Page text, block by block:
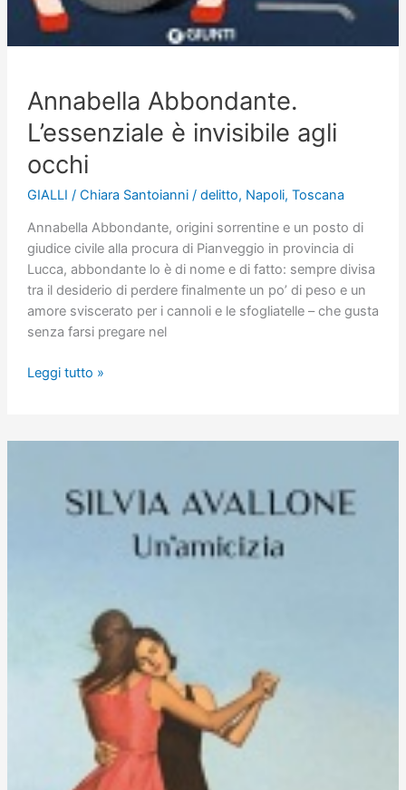
Annabella Abbondante.
L’essenziale è invisibile agli
occhi
GIALLI / Chiara Santoianni / delitto, Napoli, Toscana
Annabella Abbondante, origini sorrentine e un posto di
giudice civile alla procura di Pianveggio in provincia di
Lucca, abbondante lo è di nome e di fatto: sempre divisa
tra il desiderio di perdere finalmente un po’ di peso e un
amore sviscerato per i cannoli e le sfogliatelle – che gusta
senza farsi pregare nel
Annabella
Leggi tutto »